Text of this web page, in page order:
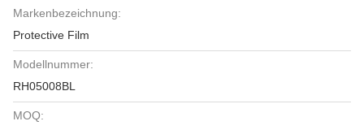
Markenbezeichnung:
Protective Film
Modellnummer:
RH05008BL
MOQ: